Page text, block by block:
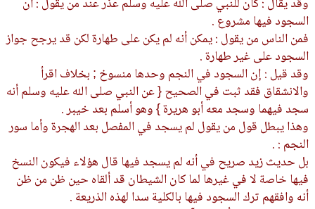
وقد يقال : كان للنبي صلى الله عليه وسلم عذر عند من يقول : أن
السجود فيها مشروع .
فمن الناس من يقول : يمكن أنه لم يكن على طهارة لكن قد يرجح جواز
السجود على غير طهارة .
وقد قيل : إن السجود في النجم وحدها منسوخ ; بخلاف اقرأ
والانشقاق فقد ثبت في الصحيح { عن النبي صلى الله عليه وسلم أنه
سجد فيهما وسجد معه أبو هريرة } وهو أسلم بعد خيبر .
وهذا يبطل قول من يقول لم يسجد في المفصل بعد الهجرة وأما سور
النجم : .
بل حديث زيد صريح في أنه لم يسجد فيها قال هؤلاء فيكون النسخ
فيها خاصة لا في غيرها لما كان الشيطان قد ألقاه حين ظن من ظن
أنه وافقهم ترك السجود فيها بالكلية سدا لهذه الذريعة .